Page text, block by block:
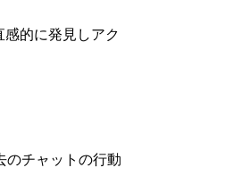
的に発見しアク
のチャットの行動